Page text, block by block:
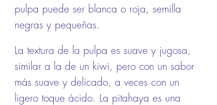
pulpa puede ser blanca o roja, semilla
negras y pequeñas.
La textura de la pulpa es suave y jugosa,
similar a la de un kiwi, pero con un sabor
más suave y delicado, a veces con un
ligero toque ácido. La pitahaya es una